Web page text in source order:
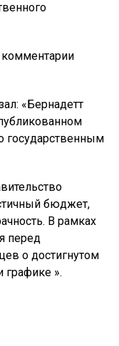
комментарии
«Бернадетт
государственным
бюджет,
В рамках
перед
о достигнутом
графике ».